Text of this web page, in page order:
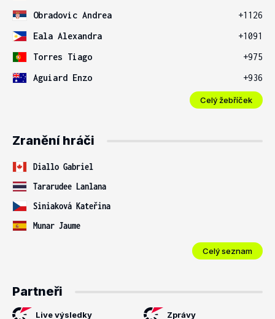
Obradovic Andrea
+1126
Eala Alexandra
+1091
Torres Tiago
+975
Aguiard Enzo
+936
Celý žebříček
Zranění hráči
Diallo Gabriel
Tararudee Lanlana
Siniaková Kateřina
Munar Jaume
Celý seznam
Partneři
Live výsledky Zprávy